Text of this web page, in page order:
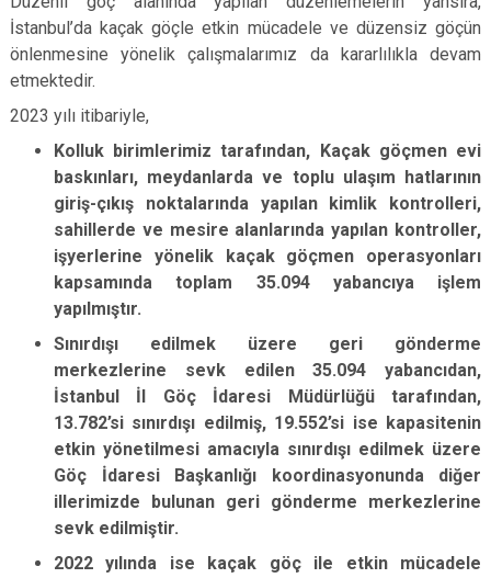
İstanbul’da kaçak göçle etkin mücadele ve düzensiz göçün
önlenmesine yönelik çalışmalarımız da kararlılıkla devam
etmektedir.
2023 yılı itibariyle,
Kolluk birimlerimiz tarafından, Kaçak göçmen evi
baskınları, meydanlarda ve toplu ulaşım hatlarının
giriş-çıkış noktalarında yapılan kimlik kontrolleri,
sahillerde ve mesire alanlarında yapılan kontroller,
işyerlerine yönelik kaçak göçmen operasyonları
kapsamında toplam 35.094 yabancıya işlem
yapılmıştır.
Sınırdışı edilmek üzere geri gönderme
merkezlerine sevk edilen 35.094 yabancıdan,
İstanbul İl Göç İdaresi Müdürlüğü tarafından,
13.782’si sınırdışı edilmiş, 19.552’si ise kapasitenin
etkin yönetilmesi amacıyla sınırdışı edilmek üzere
Göç İdaresi Başkanlığı koordinasyonunda diğer
illerimizde bulunan geri gönderme merkezlerine
sevk edilmiştir.
2022 yılında ise kaçak göç ile etkin mücadele